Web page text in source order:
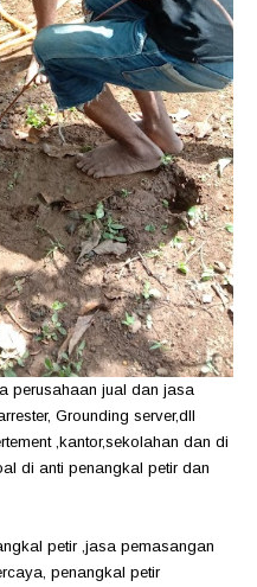
perusahaan jual dan jasa
Grounding server,dll
,kantor,sekolahan dan di
di anti penangkal petir dan
petir ,jasa pemasangan
penangkal petir